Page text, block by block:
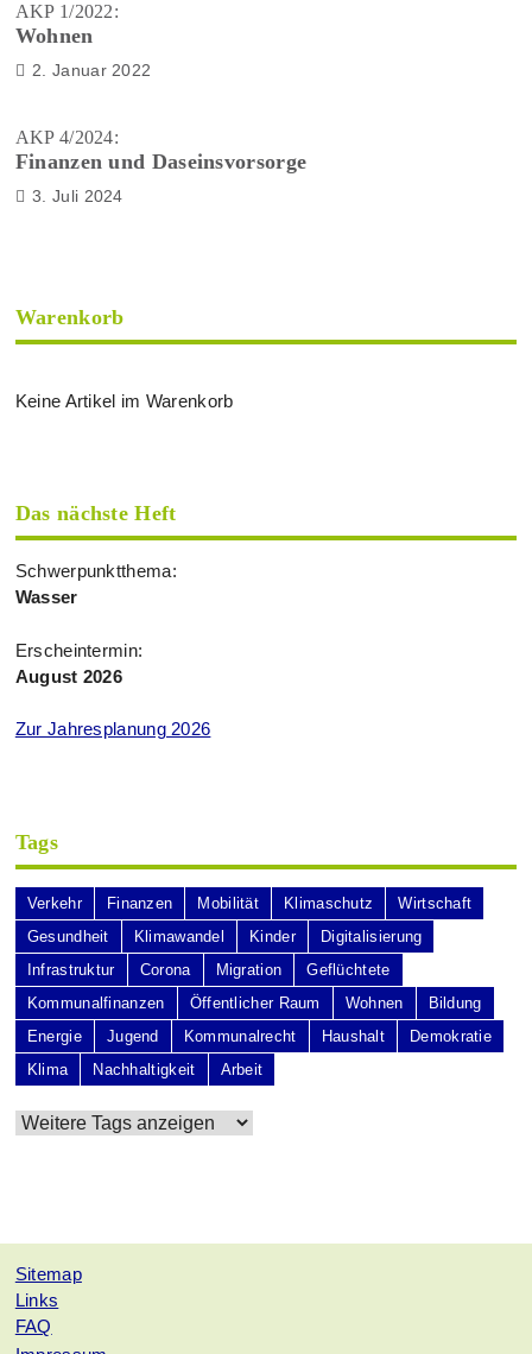
AKP 1/2022:
Wohnen
2. Januar 2022
AKP 4/2024:
Finanzen und Daseinsvorsorge
3. Juli 2024
Warenkorb
Keine Artikel im Warenkorb
Das nächste Heft
Schwerpunktthema:
Wasser
Erscheintermin:
August 2026
Zur Jahresplanung 2026
Tags
Verkehr Finanzen Mobilität Klimaschutz
Wirtschaft
Gesundheit
Klimawandel Kinder
Digitalisierung
Infrastruktur
Corona Migration
Geflüchtete
Kommunalfinanzen
Öffentlicher Raum Wohnen
Bildung
Energie
Jugend Kommunalrecht Haushalt
Demokratie
Klima
Nachhaltigkeit Arbeit
Sitemap
Links
FAQ